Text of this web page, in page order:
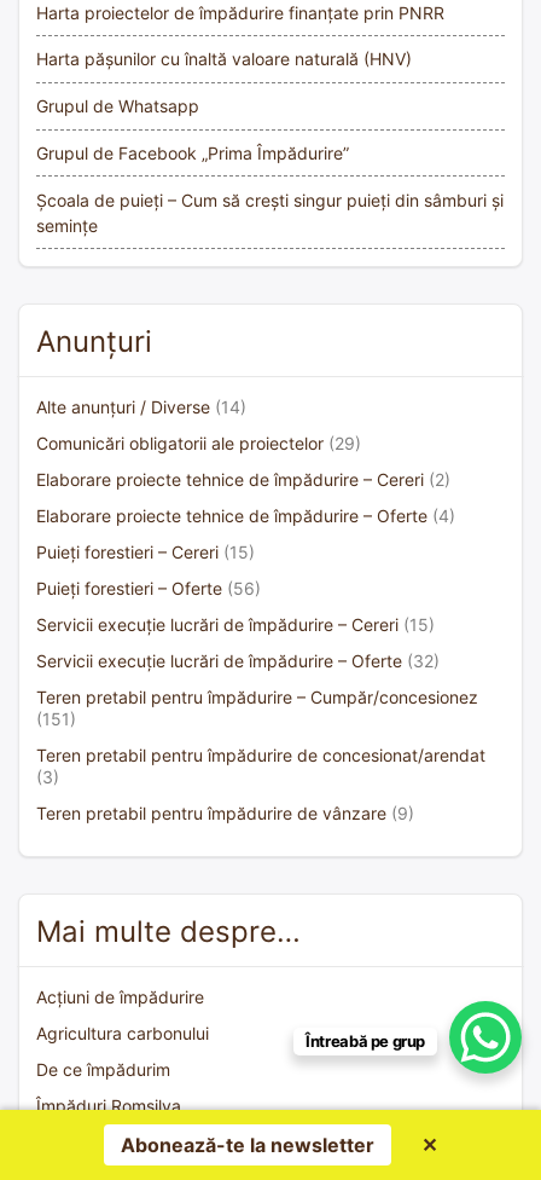
Harta proiectelor de împădurire finanțate prin PNRR
Harta pășunilor cu înaltă valoare naturală (HNV)
Grupul de Whatsapp
Grupul de Facebook „Prima Împădurire”
Școala de puieți – Cum să crești singur puieți din sâmburi și
semințe
Anunțuri
Alte anunțuri / Diverse (14)
Comunicări obligatorii ale proiectelor (29)
Elaborare proiecte tehnice de împădurire – Cereri (2)
Elaborare proiecte tehnice de împădurire – Oferte (4)
Puieți forestieri – Cereri (15)
Puieți forestieri – Oferte (56)
Servicii execuție lucrări de împădurire – Cereri (15)
Servicii execuție lucrări de împădurire – Oferte (32)
Teren pretabil pentru împădurire – Cumpăr/concesionez
(151)
Teren pretabil pentru împădurire de concesionat/arendat
(3)
Teren pretabil pentru împădurire de vânzare (9)
Mai multe despre…
Acțiuni de împădurire
Agricultura carbonului
De ce împădurim
Împăduri Romsilva
Împăduriri prin PNRR
Abonează-te la newsletter ✕
Întreabă pe grup